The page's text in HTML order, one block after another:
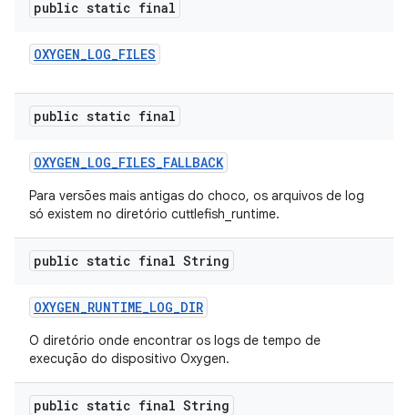
public static final
OXYGEN_LOG_FILES
public static final
OXYGEN_LOG_FILES_FALLBACK
Para versões mais antigas do choco, os arquivos de log
só existem no diretório cuttlefish_runtime.
public static final String
OXYGEN_RUNTIME_LOG_DIR
O diretório onde encontrar os logs de tempo de
execução do dispositivo Oxygen.
public static final String